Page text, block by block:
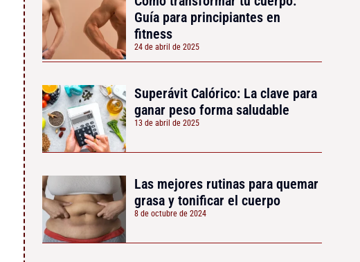
Guía para principiantes en
fitness
24 de abril de 2025
Superávit Calórico: La clave para
ganar peso forma saludable
13 de abril de 2025
Las mejores rutinas para quemar
grasa y tonificar el cuerpo
8 de octubre de 2024